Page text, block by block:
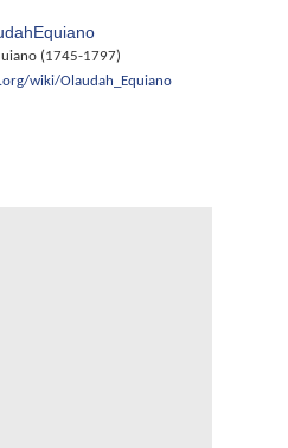
(1745-1797)
wiki/Olaudah_Equiano